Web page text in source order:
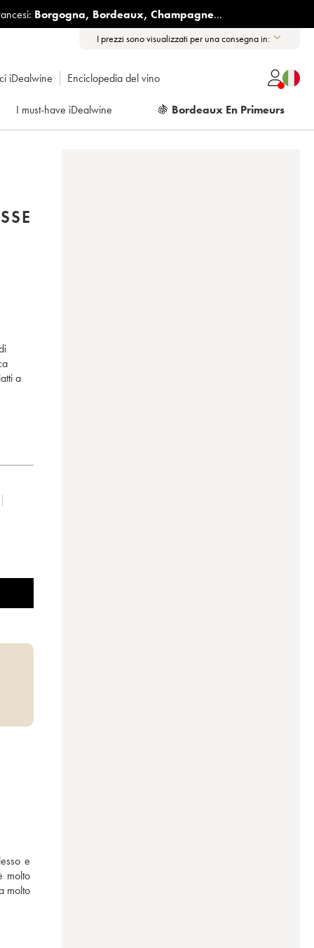
Borgogna, Bordeaux, Champagne...
I prezzi sono visualizzati per una consegna in:
iDealwine Enciclopedia del vino
I must-have iDealwine 🍇 Bordeaux En Primeurs
a
e
molto
molto